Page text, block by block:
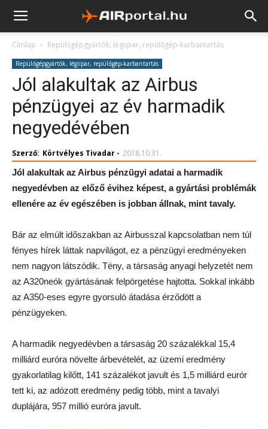
Címlap Repülőgépgyártók, légiipar, repülőgép-karbantartás
Repülőgépgyártók, légiipar, repülőgép-karbantartás
Jól alakultak az Airbus
pénzügyei az év harmadik
negyedévében
Szerző: Körtvélyes Tivadar - 2018.10.31.
Jól alakultak az Airbus pénzügyi adatai a harmadik
negyedévben az előző évihez képest, a gyártási problémák
ellenére az év egészében is jobban állnak, mint tavaly.
Bár az elmúlt időszakban az Airbusszal kapcsolatban nem túl
fényes hírek láttak napvilágot, ez a pénzügyi eredményeken
nem nagyon látszódik. Tény, a társaság anyagi helyzetét nem
az A320neók gyártásának felpörgetése hajtotta. Sokkal inkább
az A350-eses egyre gyorsuló átadása érződött a
pénzügyeken.
A harmadik negyedévben a társaság 20 százalékkal 15,4
milliárd euróra növelte árbevételét, az üzemi eredmény
gyakorlatilag kilőtt, 141 százalékot javult és 1,5 milliárd eurór
tett ki, az adózott eredmény pedig több, mint a tavalyi
duplájára, 957 millió euróra javult.